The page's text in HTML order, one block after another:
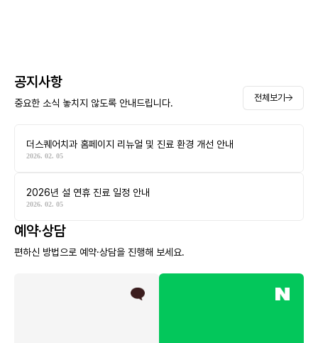
공지사항
중요한 소식 놓치지 않도록 안내드립니다. 전체보기
더스퀘어치과 홈페이지 리뉴얼 및 진료 환경 개선 안내
2026. 02. 05
2026년 설 연휴 진료 일정 안내
2026. 02. 05
예약·상담
편하신 방법으로 예약·상담을 진행해 보세요.